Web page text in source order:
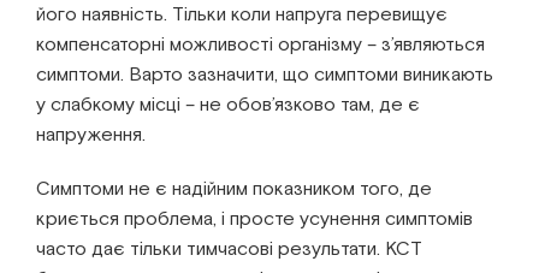
його наявність. Тільки коли напруга перевищує
компенсаторні можливості організму – з’являються
симптоми. Варто зазначити, що симптоми виникають
у слабкому місці – не обов’язково там, де є
напруження.
Симптоми не є надійним показником того, де
криється проблема, і просте усунення симптомів
часто дає тільки тимчасові результати. КСТ